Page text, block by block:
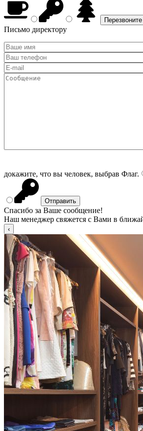
Письмо директору
докажите, что вы человек, выбрав Флаг.
Спасибо за Ваше сообщение!
Наш менеджер свяжется с Вами в